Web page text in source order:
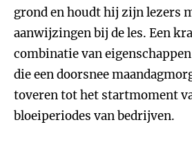
grond en houdt hij zijn lezers
aanwijzingen bij de les. Een
combinatie van
die een doorsnee
toveren tot het startmoment
bloeiperiodes van bedrijven.